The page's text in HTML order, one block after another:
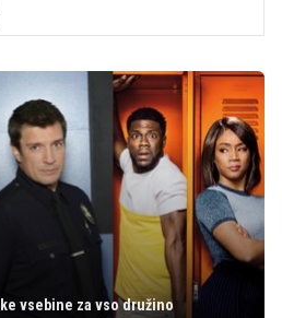
vsebine za vso družino